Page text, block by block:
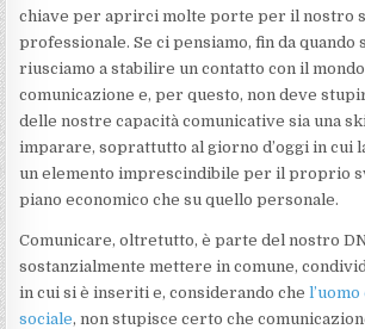
chiave per aprirci molte porte per il nostro
professionale. Se ci pensiamo, fin da quando
riusciamo a stabilire un contatto con il
comunicazione e, per questo, non deve
delle nostre capacità comunicative sia una
imparare, soprattutto al giorno d’oggi in cui
un elemento imprescindibile per il proprio
piano economico che su quello personale.
Comunicare, oltretutto, è parte del nostro
sostanzialmente mettere in comune,
in cui si è inseriti e, considerando che
sociale, non stupisce certo che